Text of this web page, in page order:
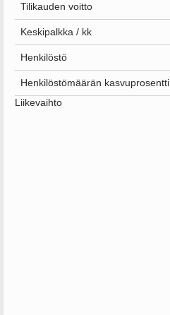
Tilikauden voitto
Keskipalkka / kk
Henkilöstö
Henkilöstömäärän kasvuprosentti
Liikevaihto